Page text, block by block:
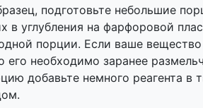
подготовьте небольшие
в углубления на фарфоровой
порции. Если ваше вещество
необходимо заранее
добавьте немного реагента в